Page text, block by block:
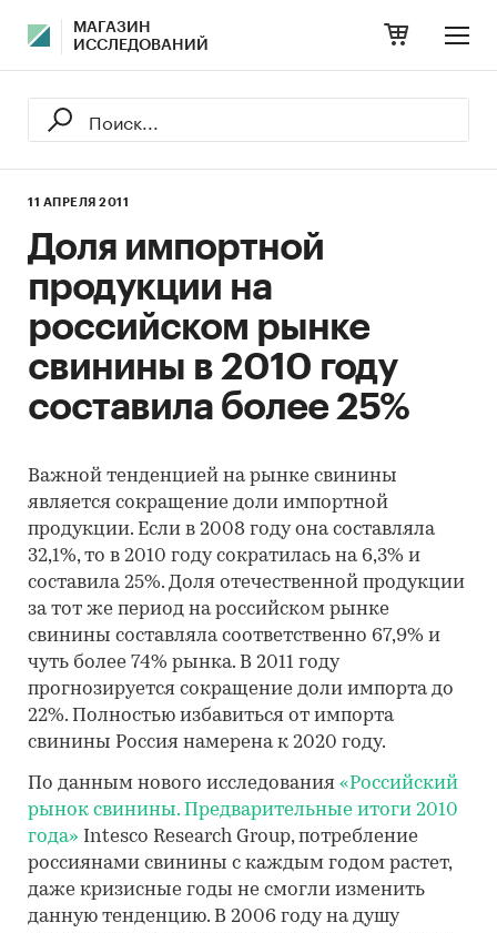
МАГАЗИН
ИССЛЕДОВАНИЙ
11 АПРЕЛЯ 2011
Доля импортной
продукции на
российском рынке
свинины в 2010 году
составила более 25%
Важной тенденцией на рынке свинины
является сокращение доли импортной
продукции. Если в 2008 году она составляла
32,1%, то в 2010 году сократилась на 6,3% и
составила 25%. Доля отечественной продукции
за тот же период на российском рынке
свинины составляла соответственно 67,9% и
чуть более 74% рынка. В 2011 году
прогнозируется сокращение доли импорта до
22%. Полностью избавиться от импорта
свинины Россия намерена к 2020 году.
По данным нового исследования «Российский
рынок свинины. Предварительные итоги 2010
года» Intesco Research Group, потребление
россиянами свинины с каждым годом растет,
даже кризисные годы не смогли изменить
данную тенденцию. В 2006 году на душу